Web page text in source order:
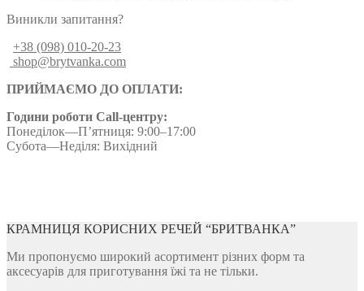
Виникли запитання?
+38 (098) 010-20-23
shop@brytvanka.com
ПРИЙМАЄМО ДО ОПЛАТИ:
Години роботи Call-центру:
Понеділок—П’ятниця: 9:00–17:00
Субота—Неділя: Вихідний
КРАМНИЦЯ КОРИСНИХ РЕЧЕЙ “БРИТВАНКА”
Ми пропонуємо широкий асортимент різних форм та
аксесуарів для приготування їжі та не тільки.